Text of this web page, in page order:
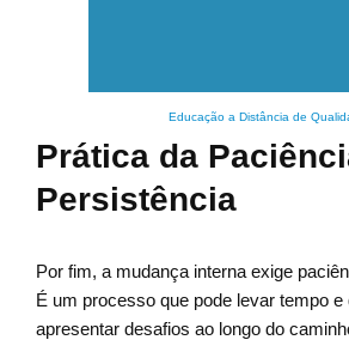
Educação a Distância de
Prática da
Persistência
Por fim, a mudança interna exige
É um processo que pode levar tempo e
apresentar desafios ao longo do